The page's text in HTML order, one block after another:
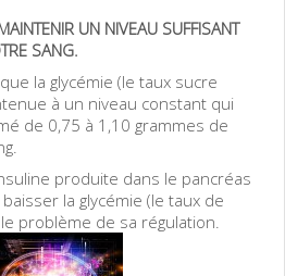
UN NIVEAU SUFFISANT
SANG.
la glycémie (le taux sucre
à un niveau constant qui
de 0,75 à 1,10 grammes de
produite dans le pancréas
la glycémie (le taux de
problème de sa régulation.